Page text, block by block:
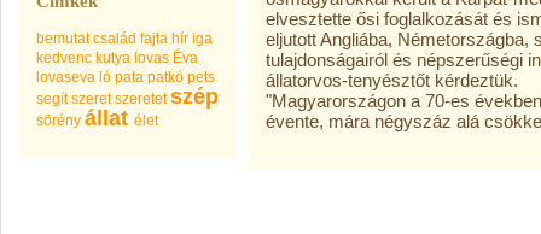
bemutat család fajta hír iga
kedvenc kutya lovas Éva
lovaseva ló pata patkó pets
segít szeret szeretet szép
sörény állat élet
elvesztette ősi foglalkozását és
eljutott Angliába, Németországba,
tulajdonságairól és népszerűségi
állatorvos-tenyésztőt kérdeztük.
"Magyarországon a 70-es
évente, mára négyszáz alá